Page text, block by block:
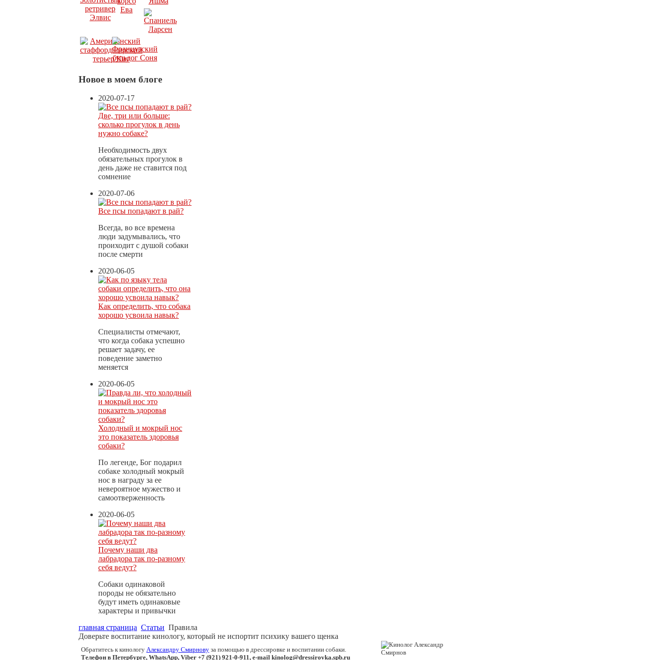
Новое в моем блоге
2020-07-17
Две, три или больше:
сколько прогулок в день
нужно собаке?
Необходимость двух
обязательных прогулок в
день даже не ставится под
сомнение
2020-07-06
Все псы попадают в рай?
Всегда, во все времена
люди задумывались, что
проиходит с душой собаки
после смерти
2020-06-05
Как определить, что собака
хорошо усвоила навык?
Специалисты отмечают,
что когда собака успешно
решает задачу, ее
поведение заметно
меняется
2020-06-05
Холодный и мокрый нос
это показатель здоровья
собаки?
По легенде, Бог подарил
собаке холодный мокрый
нос в награду за ее
невероятное мужество и
самоотверженность
2020-06-05
Почему наши два
лабрадора так по-разному
себя ведут?
Собаки одинаковой
породы не обязательно
будут иметь одинаковые
характеры и привычки
главная страница Статьи Правила
Доверьте воспитание кинологу, который не испортит психику вашего щенка
Обратитесь к кинологу Александру Смирнову за помощью в дрессировке и воспитании собаки.
Телефон в Петербурге, WhatsApp, Viber +7 (921) 921-0-911, e-mail kinolog@dressirovka.spb.ru